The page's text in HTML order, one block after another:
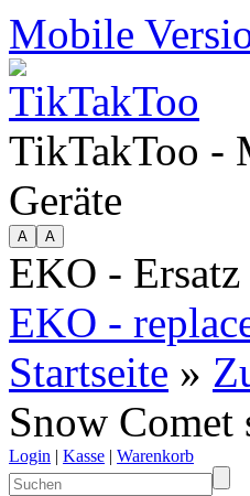
Mobile
TikTakToo -
Geräte
EKO -
EKO -
Startseite »
Snow Comet
Login | Kasse | Warenkorb